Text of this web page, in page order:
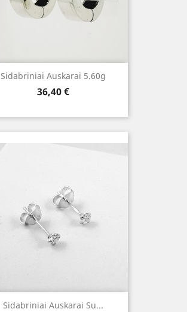
Sidabriniai Auskarai 5.60g
Kaina
36,40 €
Sidabriniai Auskarai Su...